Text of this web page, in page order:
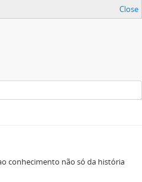
Close
conhecimento não só da história